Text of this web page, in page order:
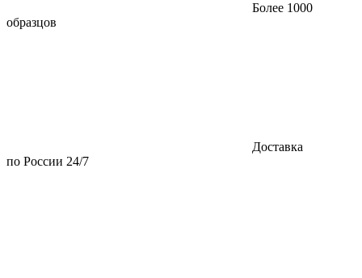
Более 1000
образцов
Доставка
по России 24/7